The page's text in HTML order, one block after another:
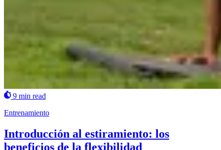
9 min read
Entrenamiento
Introducción al estiramiento: los
beneficios de la flexibilidad